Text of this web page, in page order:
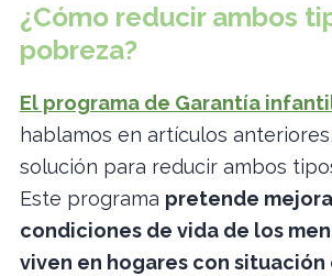
¿Cómo reducir ambos
pobreza?
El programa de Garantía
hablamos en artículos
solución para reducir ambos
Este programa pretende
condiciones de vida de los
viven en hogares con situación